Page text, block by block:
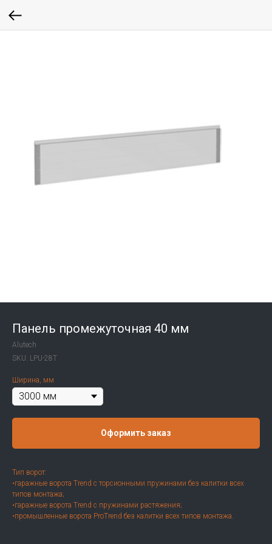
Панель промежуточная 40 мм
Alutech
SKU: LPU-28T
Ширина, мм
Оформить заказ
Тип ворот:
•гаражные ворота Trend с торсионными пружинами без калитки всех
типов монтажа;
•гаражные ворота Trend с пружинами растяжения;
•промышленные ворота ProTrend без калитки всех типов монтажа.